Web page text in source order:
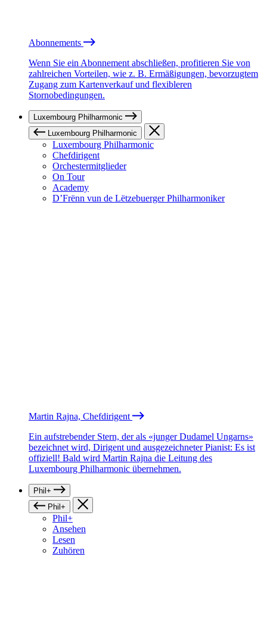
Abonnements
Wenn Sie ein Abonnement abschließen, profitieren Sie von
zahlreichen Vorteilen, wie z. B. Ermäßigungen, bevorzugtem
Zugang zum Kartenverkauf und flexibleren
Stornobedingungen.
Luxembourg Philharmonic
Luxembourg Philharmonic
Luxembourg Philharmonic
Chefdirigent
Orchestermitglieder
On Tour
Academy
D’Frënn vun de Lëtzebuerger Philharmoniker
Martin Rajna, Chefdirigent
Ein aufstrebender Stern, der als «junger Dudamel Ungarns»
bezeichnet wird, Dirigent und ausgezeichneter Pianist: Es ist
offiziell! Bald wird Martin Rajna die Leitung des
Luxembourg Philharmonic übernehmen.
Phil+
Phil+
Phil+
Ansehen
Lesen
Zuhören